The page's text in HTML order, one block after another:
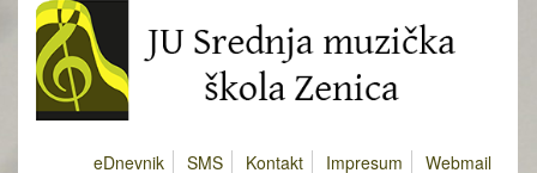
eDnevnik SMS Kontakt Impresum Webmail